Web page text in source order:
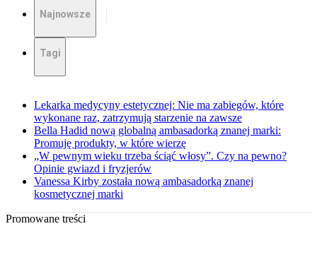
Najnowsze
Tagi
Lekarka medycyny estetycznej: Nie ma zabiegów, które
wykonane raz, zatrzymują starzenie na zawsze
Bella Hadid nową globalną ambasadorką znanej marki:
Promuję produkty, w które wierzę
„W pewnym wieku trzeba ściąć włosy”. Czy na pewno?
Opinie gwiazd i fryzjerów
Vanessa Kirby została nową ambasadorką znanej
kosmetycznej marki
Promowane treści